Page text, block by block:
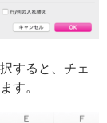
すると、チェ
す。